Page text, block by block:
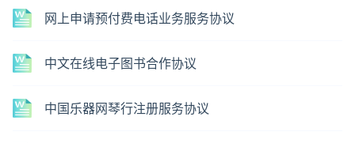
网上申请预付费电话业务服务协议
中文在线电子图书合作协议
中国乐器网琴行注册服务协议